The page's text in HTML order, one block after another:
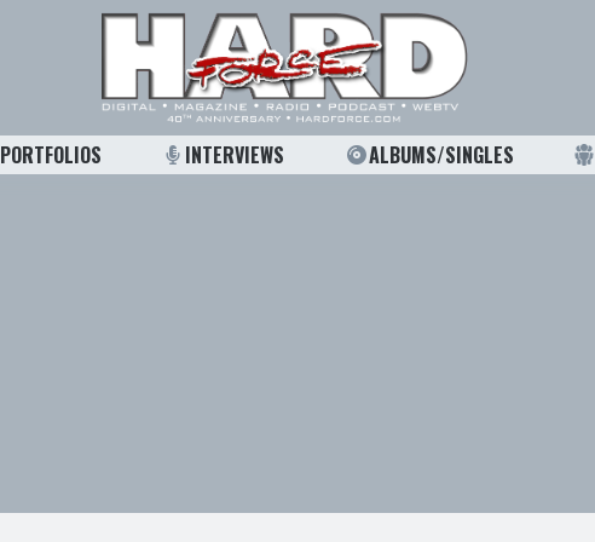
PORTFOLIOS INTERVIEWS ALBUMS/SINGLES